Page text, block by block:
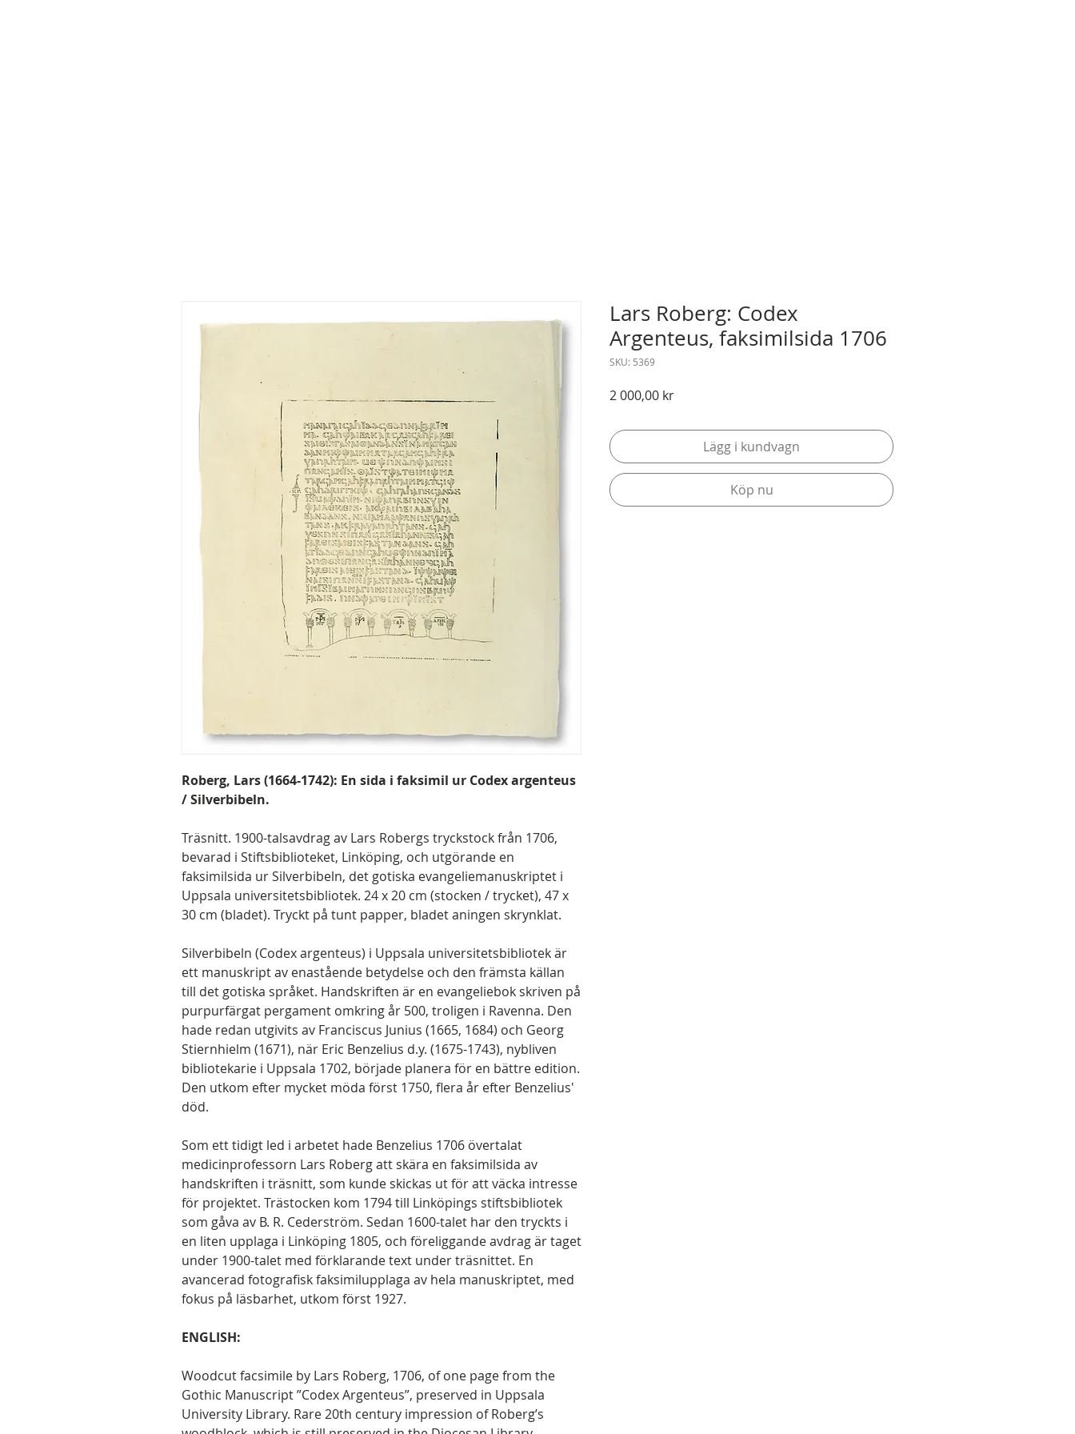
Roberg, Lars (1664-1742): En sida i faksimil ur Codex argenteus
/ Silverbibeln.
Träsnitt. 1900-talsavdrag av Lars Robergs tryckstock från 1706,
bevarad i Stiftsbiblioteket, Linköping, och utgörande en
faksimilsida ur Silverbibeln, det gotiska evangeliemanuskriptet i
Uppsala universitetsbibliotek. 24 x 20 cm (stocken / trycket), 47 x
30 cm (bladet). Tryckt på tunt papper, bladet aningen skrynklat.
Silverbibeln (Codex argenteus) i Uppsala universitetsbibliotek är
ett manuskript av enastående betydelse och den främsta källan
till det gotiska språket. Handskriften är en evangeliebok skriven på
purpurfärgat pergament omkring år 500, troligen i Ravenna. Den
hade redan utgivits av Franciscus Junius (1665, 1684) och Georg
Stiernhielm (1671), när Eric Benzelius d.y. (1675-1743), nybliven
bibliotekarie i Uppsala 1702, började planera för en bättre edition.
Den utkom efter mycket möda först 1750, flera år efter Benzelius'
död.
Som ett tidigt led i arbetet hade Benzelius 1706 övertalat
medicinprofessorn Lars Roberg att skära en faksimilsida av
handskriften i träsnitt, som kunde skickas ut för att väcka intresse
för projektet. Trästocken kom 1794 till Linköpings stiftsbibliotek
som gåva av B. R. Cederström. Sedan 1600-talet har den tryckts i
en liten upplaga i Linköping 1805, och föreliggande avdrag är taget
under 1900-talet med förklarande text under träsnittet. En
avancerad fotografisk faksimilupplaga av hela manuskriptet, med
fokus på läsbarhet, utkom först 1927.
ENGLISH:
Woodcut facsimile by Lars Roberg, 1706, of one page from the
Gothic Manuscript ”Codex Argenteus”, preserved in Uppsala
University Library. Rare 20th century impression of Roberg’s
Lars Roberg: Codex
Argenteus, faksimilsida 1706
SKU: 5369
2 000,00 krPris
Lägg i kundvagn
Köp nu